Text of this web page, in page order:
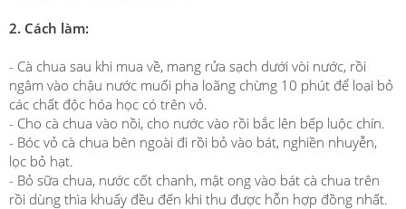
2. Cách làm:
- Cà chua sau khi mua về, mang rửa sạch dưới vòi nước, rồi
ngâm vào chậu nước muối pha loãng chừng 10 phút để loại bỏ
các chất độc hóa học có trên vỏ.
- Cho cà chua vào nồi, cho nước vào rồi bắc lên bếp luộc chín.
- Bóc vỏ cà chua bên ngoài đi rồi bỏ vào bát, nghiền nhuyễn,
lọc bỏ hạt.
- Bỏ sữa chua, nước cốt chanh, mật ong vào bát cà chua trên
rồi dùng thìa khuấy đều đến khi thu được hỗn hợp đồng nhất.